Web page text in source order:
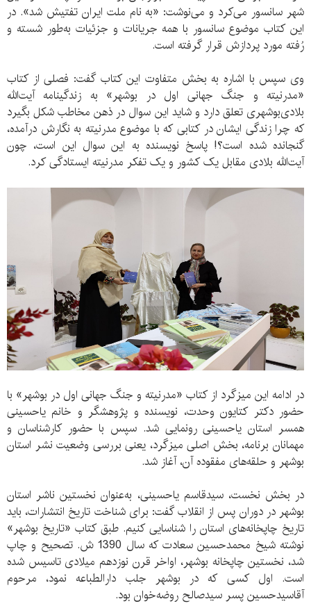
شهر سانسور می‌کرد و می‌نوشت: «به نام ملت ایران تفتیش شد». در
این کتاب موضوع سانسور با همه جریانات و جزئیات به‌طور شسته و
رُفته مورد پردازش قرار گرفته است.
وی سپس با اشاره به بخش متفاوت این کتاب گفت: فصلی از کتاب
«مدرنیته و جنگ جهانی اول در بوشهر» به زندگینامه آیت‌الله
بلادی‌بوشهری تعلق دارد و شاید این سوال در ذهن مخاطب شکل بگیرد
که چرا زندگی ایشان در کتابی که با موضوع مدرنیته به نگارش درآمده،
گنجانده شده‌ است؟! پاسخ نویسنده به این سوال این است، چون
آیت‌الله بلادی مقابل یک کشور و یک تفکر مدرنیته ایستادگی کرد.
در ادامه این میزگرد از کتاب «مدرنیته و جنگ جهانی اول در بوشهر» با
حضور دکتر کتایون وحدت، نویسنده و پژوهشگر و خانم یاحسینی
همسر استان یاحسینی رونمایی شد. سپس با حضور کارشناسان و
مهمانان برنامه، بخش اصلی میزگرد، یعنی بررسی وضعیت نشر استان
بوشهر و حلقه‌های مفقوده آن، آغاز شد.
در بخش نخست، سیدقاسم یاحسینی، به‌عنوان نخستین ناشر استان
بوشهر در دوران پس از انقلاب گفت: برای شناخت تاریخ انتشارات، باید
تاریخ چاپخانه‌های استان را شناسایی کنیم. طبق کتاب «تاریخ بوشهر»
نوشته شیخ‌ محمدحسین سعادت که سال 1390 ش. تصحیح و چاپ
شد، نخستین چاپخانه بوشهر، اواخر قرن نوزدهم میلادی تاسیس شده
است. اول کسی که در بوشهر جلب دارالطباعه نمود، مرحوم
آقاسیدحسین پسر سیدصالح روضه‌‌خوان بود.